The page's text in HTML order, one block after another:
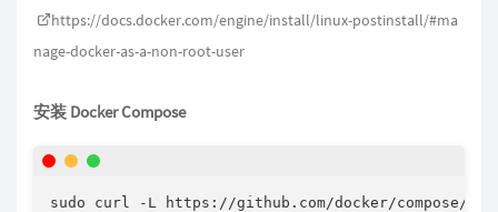
https://docs.docker.com/engine/install/linux-postinstall/#ma
nage-docker-as-a-non-root-user
安装 Docker Compose
sudo curl -L https://github.com/docker/compose/